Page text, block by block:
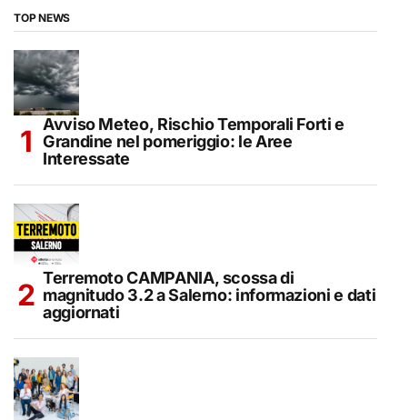
TOP NEWS
Avviso Meteo, Rischio Temporali Forti e
Grandine nel pomeriggio: le Aree
Interessate
Terremoto CAMPANIA, scossa di
magnitudo 3.2 a Salerno: informazioni e dati
aggiornati